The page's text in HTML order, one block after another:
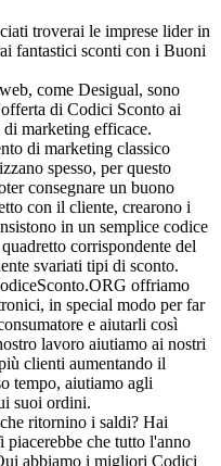
troverai le imprese lider in
fantastici sconti con i Buoni
come Desigual, sono
di Codici Sconto ai
marketing efficace.
di marketing classico
spesso, per questo
consegnare un buono
con il cliente, crearono i
in un semplice codice
corrispondente del
svariati tipi di sconto.
offriamo
in special modo per far
e aiutarli così
lavoro aiutiamo ai nostri
clienti aumentando il
tempo, aiutiamo agli
suoi ordini.
ritornino i saldi? Hai
che tutto l'anno
abbiamo i migliori Codici